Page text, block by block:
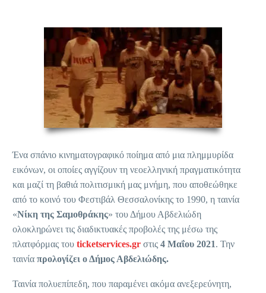
Ένα σπάνιο κινηματογραφικό ποίημα από μια πλημμυρίδα
εικόνων, οι οποίες αγγίζουν τη νεοελληνική πραγματικότητα
και μαζί τη βαθιά πολιτισμική μας μνήμη, που αποθεώθηκε
από το κοινό του Φεστιβάλ Θεσσαλονίκης το 1990, η ταινία
«Νίκη της Σαμοθράκης» του Δήμου Αβδελιώδη
ολοκληρώνει τις διαδικτυακές προβολές της μέσω της
πλατφόρμας του ticketservices.gr στις 4 Μαΐου 2021. Την
ταινία προλογίζει ο Δήμος Αβδελιώδης.
Ταινία πολυεπίπεδη, που παραμένει ακόμα ανεξερεύνητη,